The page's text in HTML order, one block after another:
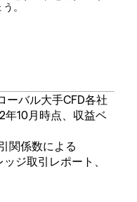
。
ーバル大手CFD各社
10月時点、収益ベ
関係数による
ジ取引レポート、